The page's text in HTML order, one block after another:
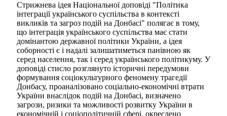
Стрижнева ідея Національної доповіді "Політика
інтеграції українського суспільства в контексті
викликів та загроз подій на Донбасі" полягає в тому,
що інтеграція українського суспільства має стати
домінантою державної політики України, а ідея
соборності є і надалі залишатиметься панівною як
серед населення, так і серед українського політикуму. У
доповіді стисло розглянуто історичні передумови
формування соціокультурного феномену трагедії
Донбасу, проаналізовано соціально-економічні втрати
України внаслідок подій на Донбасі, визначено
загрози, ризики та можливості розвитку України в
економічній і соціополітичній сфері, окреслено